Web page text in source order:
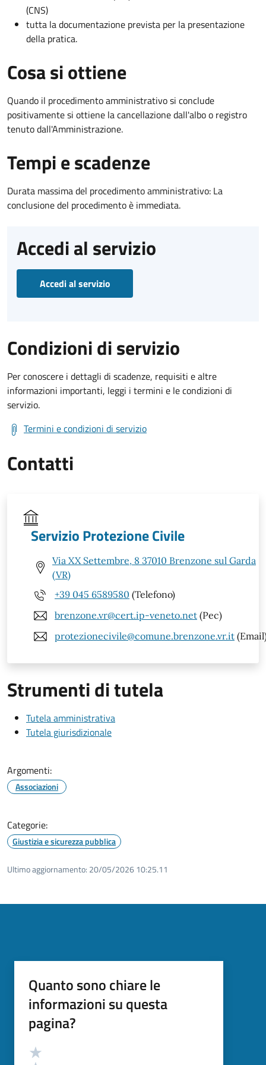
(CNS)
tutta la documentazione prevista per la presentazione
della pratica.
Cosa si ottiene
Quando il procedimento amministrativo si conclude
positivamente si ottiene la cancellazione dall'albo o registro
tenuto dall'Amministrazione.
Tempi e scadenze
Durata massima del procedimento amministrativo: La
conclusione del procedimento è immediata.
Accedi al servizio
Accedi al servizio
Condizioni di servizio
Per conoscere i dettagli di scadenze, requisiti e altre
informazioni importanti, leggi i termini e le condizioni di
servizio.
Termini e condizioni di servizio
Contatti
Servizio Protezione Civile
Via XX Settembre, 8 37010 Brenzone sul Garda
(VR)
+39 045 6589580 (Telefono)
brenzone.vr@cert.ip-veneto.net (Pec)
protezionecivile@comune.brenzone.vr.it
Strumenti di tutela
Tutela amministrativa
Tutela giurisdizionale
Argomenti:
Associazioni
Categorie:
Giustizia e sicurezza pubblica
Ultimo aggiornamento: 20/05/2026 10:25.11
Quanto sono chiare le
informazioni su questa
pagina?
Valutazione